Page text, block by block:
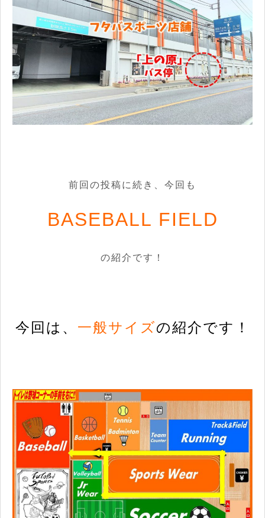
前回の投稿に続き、今回も
BASEBALL FIELD
の紹介です！
今回は、 一般サイズの紹介です！